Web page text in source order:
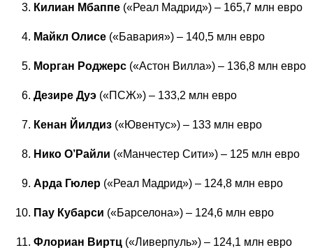
Килиан Мбаппе («Реал Мадрид») – 165,7 млн евро
Майкл Олисе («Бавария») – 140,5 млн евро
Морган Роджерс («Астон Вилла») – 136,8 млн евро
Дезире Дуэ («ПСЖ») – 133,2 млн евро
Кенан Йилдиз («Ювентус») – 133 млн евро
Нико О’Райли («Манчестер Сити») – 125 млн евро
Арда Гюлер («Реал Мадрид») – 124,8 млн евро
Пау Кубарси («Барселона») – 124,6 млн евро
Флориан Виртц («Ливерпуль») – 124,1 млн евро